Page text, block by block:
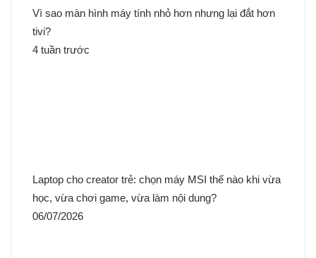
Vì sao màn hình máy tính nhỏ hơn nhưng lại đắt hơn
tivi?
4 tuần trước
Laptop cho creator trẻ: chọn máy MSI thế nào khi vừa
học, vừa chơi game, vừa làm nội dung?
06/07/2026